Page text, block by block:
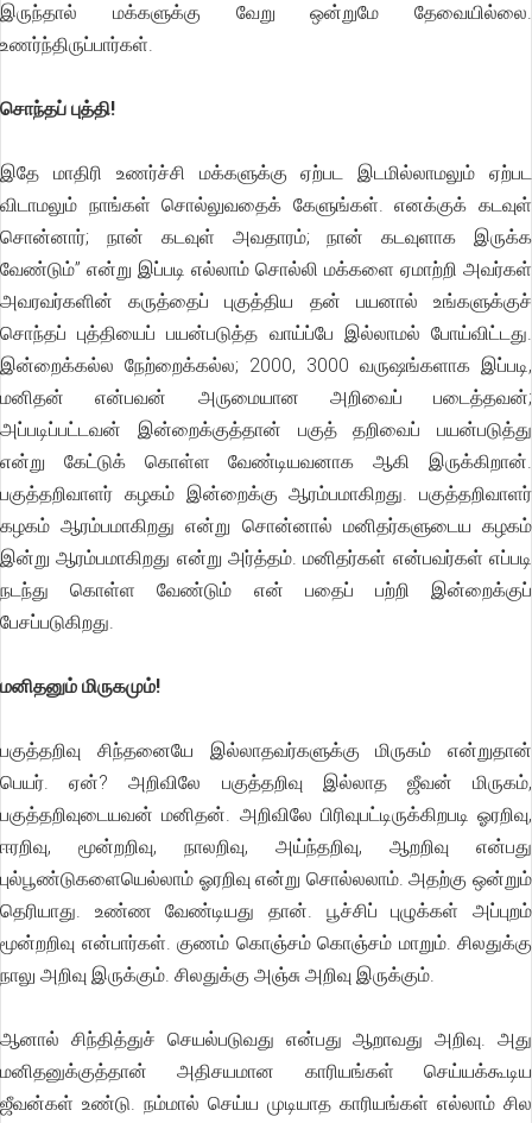
இருந்தால் மக்களுக்கு வேறு ஒன்றுமே தேவையில்லை.
உணர்ந்திருப்பார்கள்.
சொந்தப் புத்தி!
இதே மாதிரி உணர்ச்சி மக்களுக்கு ஏற்பட இடமில்லாமலும் ஏற்பட
விடாமலும் நாங்கள் சொல்லுவதைக் கேளுங்கள். எனக்குக் கடவுள்
சொன்னார்; நான் கடவுள் அவதாரம்; நான் கடவுளாக இருக்க
வேண்டும்’’ என்று இப்படி எல்லாம் சொல்லி மக்களை ஏமாற்றி அவர்கள்
அவரவர்களின் கருத்தைப் புகுத்திய தன் பயனால் உங்களுக்குச்
சொந்தப் புத்தியைப் பயன்படுத்த வாய்ப்பே இல்லாமல் போய்விட்டது.
இன்றைக்கல்ல நேற்றைக்கல்ல; 2000, 3000 வருஷங்களாக இப்படி,
மனிதன் என்பவன் அருமையான அறிவைப் படைத்தவன்;
அப்படிப்பட்டவன் இன்றைக்குத்தான் பகுத் தறிவைப் பயன்படுத்து
என்று கேட்டுக் கொள்ள வேண்டியவனாக ஆகி இருக்கிறான்.
பகுத்தறிவாளர் கழகம் இன்றைக்கு ஆரம்பமாகிறது. பகுத்தறிவாளர்
கழகம் ஆரம்பமாகிறது என்று சொன்னால் மனிதர்களுடைய கழகம்
இன்று ஆரம்பமாகிறது என்று அர்த்தம். மனிதர்கள் என்பவர்கள் எப்படி
நடந்து கொள்ள வேண்டும் என் பதைப் பற்றி இன்றைக்குப்
பேசப்படுகிறது.
மனிதனும் மிருகமும்!
பகுத்தறிவு சிந்தனையே இல்லாதவர்களுக்கு மிருகம் என்றுதான்
பெயர். ஏன்? அறிவிலே பகுத்தறிவு இல்லாத ஜீவன் மிருகம்,
பகுத்தறிவுடையவன் மனிதன். அறிவிலே பிரிவுபட்டிருக்கிறபடி ஓரறிவு,
ஈரறிவு, மூன்றறிவு, நாலறிவு, அய்ந்தறிவு, ஆறறிவு என்பது
புல்பூண்டுகளையெல்லாம் ஓரறிவு என்று சொல்லலாம். அதற்கு ஒன்றும்
தெரியாது. உண்ண வேண்டியது தான். பூச்சிப் புழுக்கள் அப்புறம்
மூன்றறிவு என்பார்கள். குணம் கொஞ்சம் கொஞ்சம் மாறும். சிலதுக்கு
நாலு அறிவு இருக்கும். சிலதுக்கு அஞ்சு அறிவு இருக்கும்.
ஆனால் சிந்தித்துச் செயல்படுவது என்பது ஆறாவது அறிவு. அது
மனிதனுக்குத்தான் அதிசயமான காரியங்கள் செய்யக்கூடிய
ஜீவன்கள் உண்டு. நம்மால் செய்ய முடியாத காரியங்கள் எல்லாம் சில